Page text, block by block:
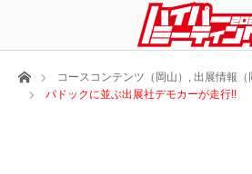
ホームコースコンテンツ（岡山） , 出展情報（
パドックに並ぶ出展社デモカーが走行!!